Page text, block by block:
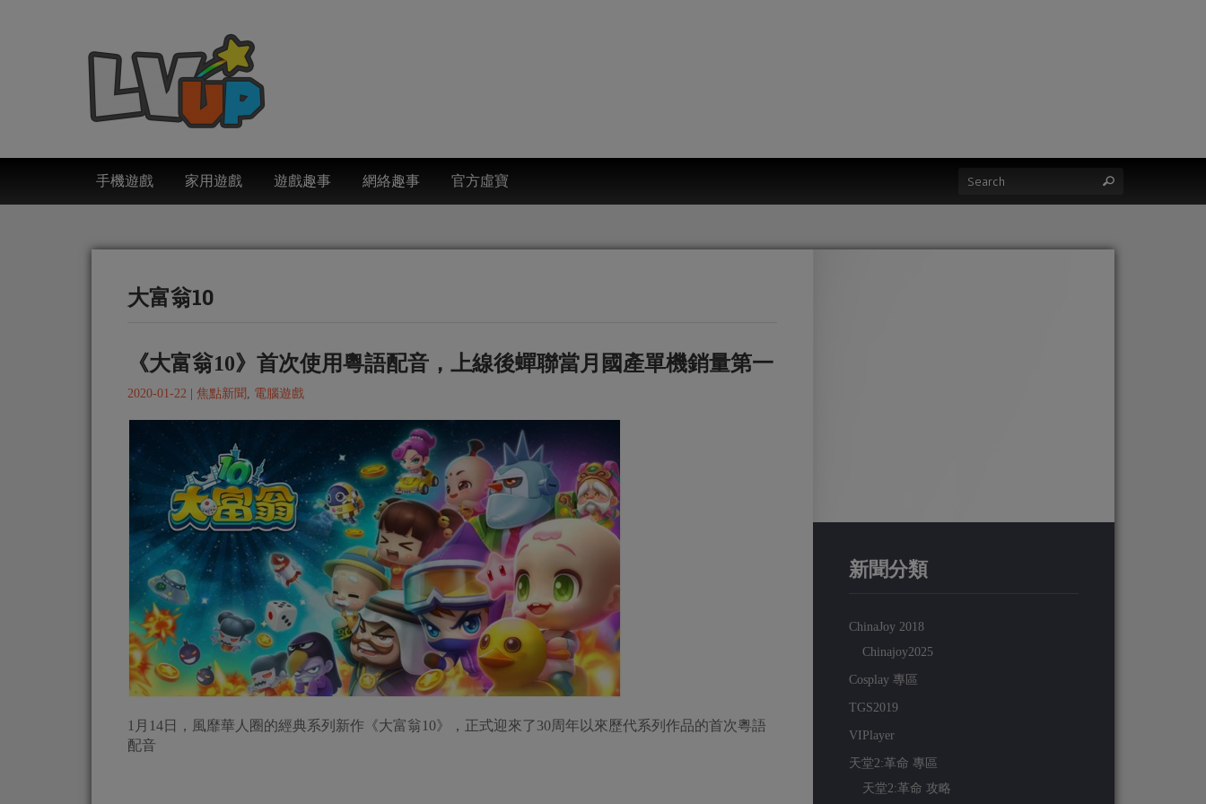
手機遊戲 家用遊戲 遊戲趣事 網絡趣事 官方虛寶
大富翁10
《大富翁10》首次使用粵語配音，上線後蟬聯當月國產單機銷量第一
2020-01-22 焦點新聞 , 電腦遊戲
1月14日，風靡華人圈的經典系列新作《大富翁10》，正式迎來了30周年以來歷代系列作品的首次粵語
配音
新聞分類
ChinaJoy 2018
Chinajoy2025
Cosplay 專區
TGS2019
VIPlayer
天堂2:革命 專區
天堂2:革命 攻略